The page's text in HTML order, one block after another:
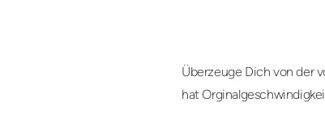
Überzeuge Dich von der
hat